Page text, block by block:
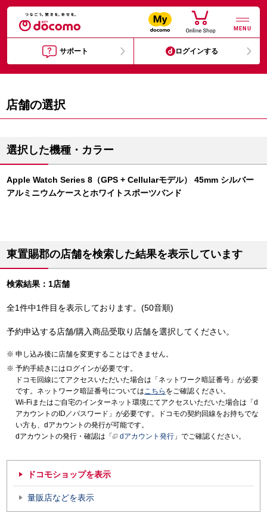
MENU
サポート ログインする
店舗の選択
選択した機種・カラー
Apple Watch Series 8（GPS + Cellularモデル） 45mm シルバー
アルミニウムケースとホワイトスポーツバンド
東置賜郡の店舗を検索した結果を表示しています
検索結果：1店舗
全1件中1件目を表示しております。(50音順)
予約申込する店舗/購入商品受取り店舗を選択してください。
申し込み後に店舗を変更することはできません。
予約手続きにはログインが必要です。
ドコモ回線にてアクセスいただいた場合は「ネットワーク暗証番号」が必要
です。ネットワーク暗証番号についてはこちら をご確認ください。
Wi-Fiまたはご自宅のインターネット環境にてアクセスいただいた場合は「d
アカウントのID／パスワード」が必要です。ドコモの契約回線をお持ちでな
い方も、dアカウントの発行が可能です。
dアカウントの発行・確認は「
dアカウント発行 」でご確認ください。
ドコモショップを表示
量販店などを表示